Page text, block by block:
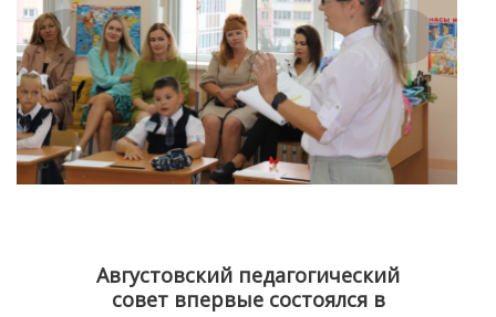
Августовский педагогический
совет впервые состоялся в